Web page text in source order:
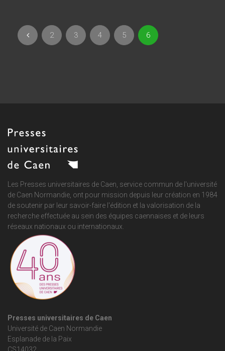
2 3 4 5 6
Les Presses universitaires de Caen, service commun de l'université
de Caen Normandie, ont pour mission depuis leur création en 1984
de soutenir par leur savoir-faire l'édition et la valorisation de la
recherche effectuée au sein des équipes caennaises et de leurs
réseaux nationaux ou internationaux.
Presses universitaires de Caen
Université de Caen Normandie
Esplanade de la Paix